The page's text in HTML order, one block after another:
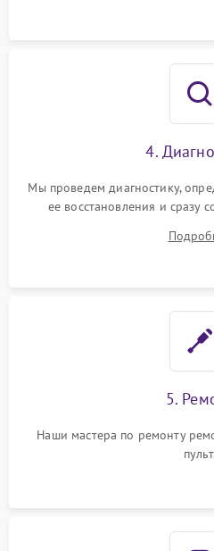
4.
Мы проведем диагностику,
ее восстановления и сразу
5.
Наши мастера по ремонту
пульт.